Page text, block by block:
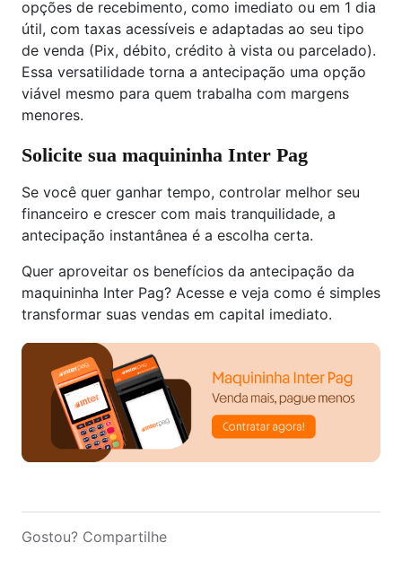
opções de recebimento, como imediato ou em 1 dia
útil, com taxas acessíveis e adaptadas ao seu tipo
de venda (Pix, débito, crédito à vista ou parcelado).
Essa versatilidade torna a antecipação uma opção
viável mesmo para quem trabalha com margens
menores.
Solicite sua maquininha Inter Pag
Se você quer ganhar tempo, controlar melhor seu
financeiro e crescer com mais tranquilidade, a
antecipação instantânea é a escolha certa.
Quer aproveitar os benefícios da antecipação da
maquininha Inter Pag? Acesse e veja como é simples
transformar suas vendas em capital imediato.
Gostou? Compartilhe